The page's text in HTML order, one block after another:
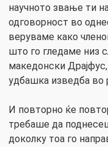
научното звање ти
одговорност во
веруваме како
што го гледаме низ
македонски
удбашка изведба во
И повторно ќе
требаше да
доколку тоа го